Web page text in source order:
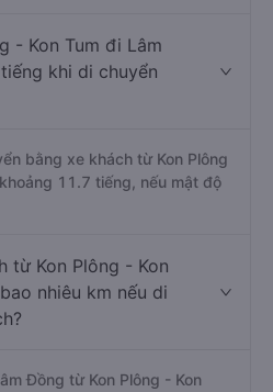
- Kon Tum đi Lâm
khi di chuyển
bằng xe khách từ Kon Plông
11.7 tiếng, nếu mật độ
từ Kon Plông - Kon
nhiêu km nếu di
Đồng từ Kon Plông - Kon